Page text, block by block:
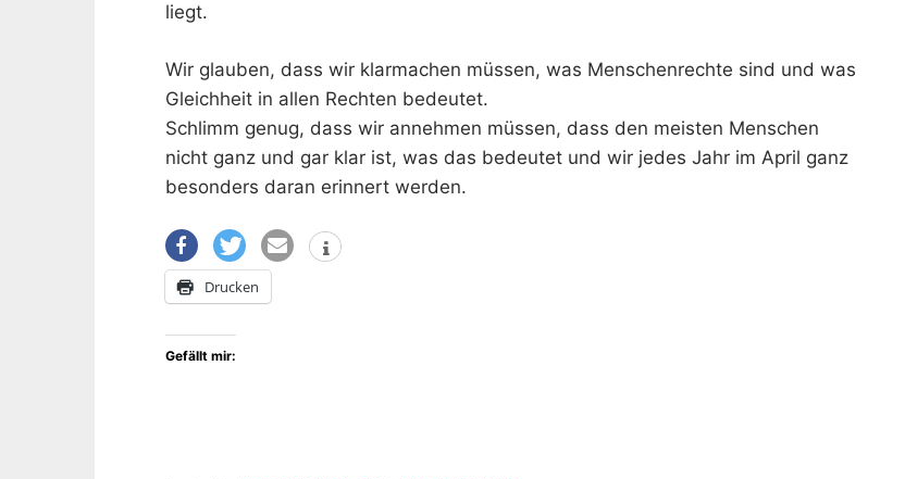
liegt.
Wir glauben, dass wir klarmachen müssen, was Menschenrechte sind und was
Gleichheit in allen Rechten bedeutet.
Schlimm genug, dass wir annehmen müssen, dass den meisten Menschen
nicht ganz und gar klar ist, was das bedeutet und wir jedes Jahr im April ganz
besonders daran erinnert werden.
Drucken
Gefällt mir: